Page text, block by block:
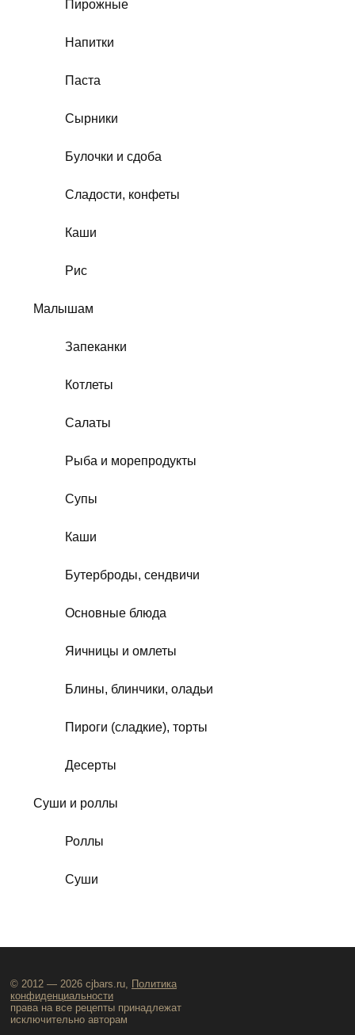
Пирожные
Напитки
Паста
Сырники
Булочки и сдоба
Сладости, конфеты
Каши
Рис
Малышам
Запеканки
Котлеты
Салаты
Рыба и морепродукты
Супы
Каши
Бутерброды, сендвичи
Основные блюда
Яичницы и омлеты
Блины, блинчики, оладьи
Пироги (сладкие), торты
Десерты
Суши и роллы
Роллы
Суши
© 2012 — 2026 cjbars.ru, Политика
конфиденциальности
права на все рецепты принадлежат
исключительно авторам